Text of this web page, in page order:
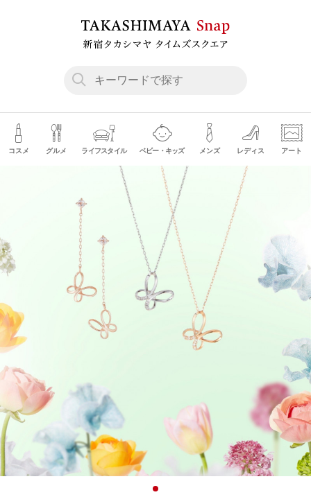
コスメ グルメ ライフスタイル ベビー・キッズ メンズ レディス アート